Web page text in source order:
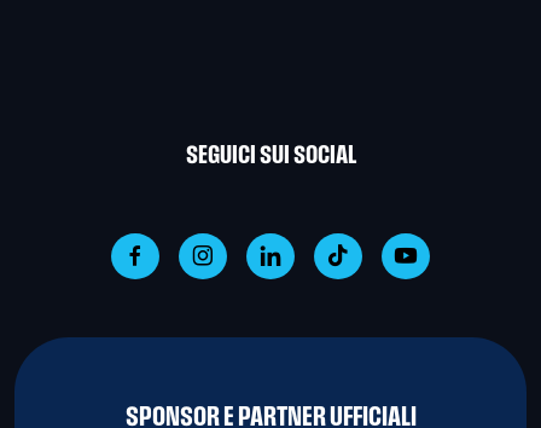
SEGUICI SUI SOCIAL
SPONSOR E PARTNER UFFICIALI